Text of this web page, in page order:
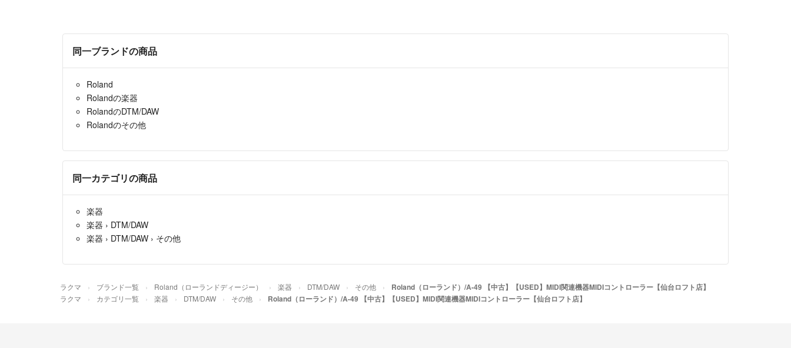
す。
マ店によって出品されています。
またお問い合わせの有無に関わらず、ご購入は先着順とさせて頂いて
▼適格請求書発行事業者登録番号
▼返品特約https://fril.jp/ts/official/law/smm/#return_policy
同一ブランドの商品
Roland
Rolandの楽器
RolandのDTM/DAW
Rolandのその他
同一カテゴリの商品
楽器
楽器 › DTM/DAW
楽器 › DTM/DAW › その他
ラクマ ブランド一覧 Roland（ローランドディージー） 楽器 DTM/DAW その他 Roland（ローランド）/A-49 【中古】【USED】MIDI関連機器MIDIコントローラー【仙台ロフト店】
ラクマ カテゴリ一覧 楽器 DTM/DAW その他 Roland（ローランド）/A-49 【中古】【USED】MIDI関連機器MIDIコントローラー【仙台ロフト店】